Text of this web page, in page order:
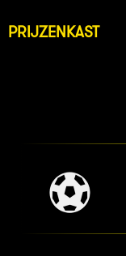
PRIJZENKAST